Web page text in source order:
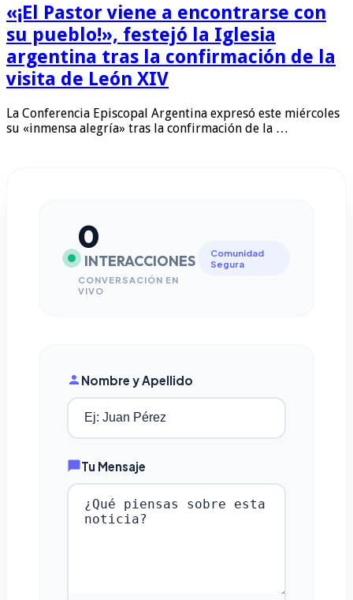
«¡El Pastor viene a encontrarse con
su pueblo!», festejó la Iglesia
argentina tras la confirmación de la
visita de León XIV
La Conferencia Episcopal Argentina expresó este miércoles
su «inmensa alegría» tras la confirmación de la …
0
INTERACCIONES
CONVERSACIÓN EN
VIVO
Comunidad
Segura
Nombre y Apellido
Tu Mensaje